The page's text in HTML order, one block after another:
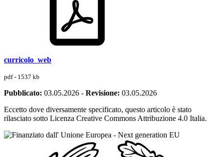
curricolo_web
pdf - 1537 kb
Pubblicato: 03.05.2026 - Revisione: 03.05.2026
Eccetto dove diversamente specificato, questo articolo è stato
rilasciato sotto Licenza Creative Commons Attribuzione 4.0 Italia.